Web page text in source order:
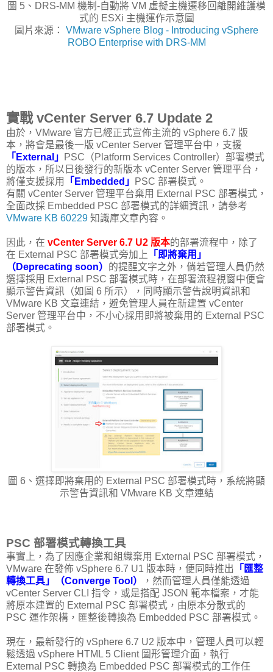
圖 5、DRS-MM 機制-自動將 VM 虛擬主機遷移回離開維護模
式的 ESXi 主機運作示意圖
圖片來源： VMware vSphere Blog - Introducing vSphere
ROBO Enterprise with DRS-MM
實戰 vCenter Server 6.7 Update 2
由於，VMware 官方已經正式宣佈主流的 vSphere 6.7 版
本，將會是最後一版 vCenter Server 管理平台中，支援
「External」
PSC（Platform Services Controller）部署模式
的版本，所以日後發行的新版本 vCenter Server 管理平台，
將僅支援採用
「Embedded」
PSC 部署模式。
有關 vCenter Server 管理平台棄用 External PSC 部署模式，
全面改採 Embedded PSC 部署模式的詳細資訊，請參考
VMware KB 60229 知識庫文章內容。
因此，在 vCenter Server 6.7 U2 版本的部署流程中，除了
在 External PSC 部署模式旁加上
「即將棄用」
（Deprecating soon） 的提醒文字之外，倘若管理人員仍然
選擇採用 External PSC 部署模式時，在部署流程視窗中便會
顯示警告資訊（如圖 6 所示），同時顯示警告說明資訊和
VMware KB 文章連結，避免管理人員在新建置 vCenter
Server 管理平台中，不小心採用即將被棄用的 External PSC
部署模式。
圖 6、選擇即將棄用的 External PSC 部署模式時，系統將顯
示警告資訊和 VMware KB 文章連結
PSC 部署模式轉換工具
事實上，為了因應企業和組織棄用 External PSC 部署模式，
VMware 在發佈 vSphere 6.7 U1 版本時，便同時推出 「匯整
轉換工具」（Converge Tool）
，然而管理人員僅能透過
vCenter Server CLI 指令，或是搭配 JSON 範本檔案，才能
將原本建置的 External PSC 部署模式，由原本分散式的
PSC 運作架構，匯整後轉換為 Embedded PSC 部署模式。
現在，最新發行的 vSphere 6.7 U2 版本中，管理人員可以輕
鬆透過 vSphere HTML 5 Client 圖形管理介面，執行
External PSC 轉換為 Embedded PSC 部署模式的工作任